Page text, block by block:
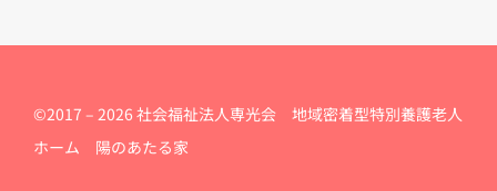
©2017 – 2026 社会福祉法人専光会 地域密着型特別養護老人
ホーム 陽のあたる家